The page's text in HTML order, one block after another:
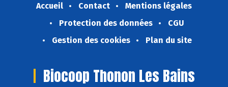
Accueil Contact
Mentions légales
Protection des données
CGU
Gestion des cookies
Plan du site
Biocoop Thonon Les Bains